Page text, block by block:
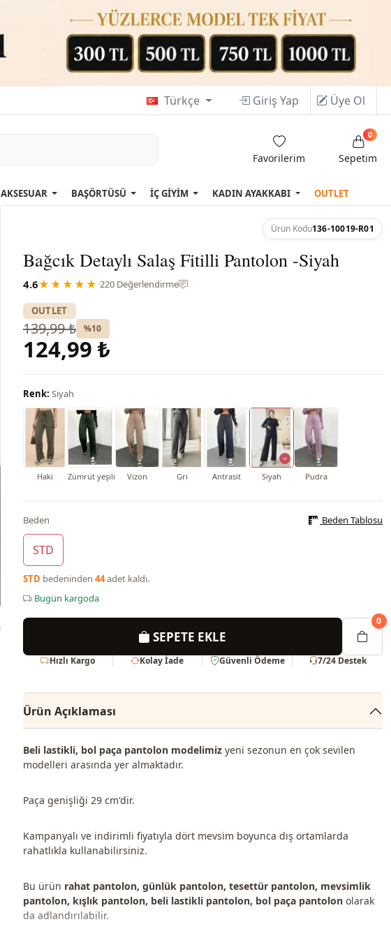
Türkçe Giriş Yap Üye Ol
Favorilerim Sepetim
0
AKSESUAR BAŞÖRTÜSÜ İÇ GİYİM KADIN AYAKKABI OUTLET
Ürün Kodu136-10019-R01
Bağcık Detaylı Salaş Fitilli Pantolon -Siyah
4.6★★★★★ ·220 Değerlendirme
OUTLET
139,99 ₺ %10
124,99 ₺
Renk: Siyah
Haki Zümrüt yeşili Vizon Gri Antrasit Siyah Pudra
Beden Beden Tablosu
STD
STD bedeninden 44adet kaldı.
Bugün kargoda
SEPETE EKLE
0
Hızlı Kargo Kolay İade Güvenli Ödeme 7/24 Destek
Ürün Açıklaması
Beli lastikli, bol paça pantolon modelimizyeni sezonun en çok sevilen
modelleri arasında yer almaktadır.
Paça genişliği 29 cm'dir.
Kampanyalı ve indirimli fiyatıyla dört mevsim boyunca dış ortamlarda
rahatlıkla kullanabilirsiniz.
Bu ürün rahat pantolon, günlük pantolon, tesettür pantolon, mevsimlik
pantolon, kışlık pantolon, beli lastikli pantolon, bol paça pantolonolarak
da adlandırılabilir.